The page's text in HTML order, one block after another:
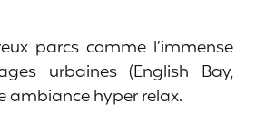
parcs comme l’immense
urbaines (English Bay,
ambiance hyper relax.